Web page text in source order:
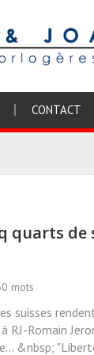
CONTACT
quarts
mots
suisses
RJ-Romain
&nbsp;